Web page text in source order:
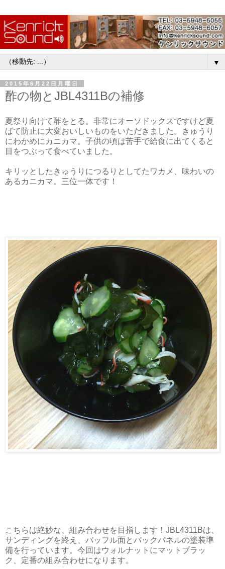
▼
2015年6月22日月曜日
酢の物とJBL4311Bの補修
夏祭り向けて酢をとる。非常にオーソドックスですけど夏
ばて防止に大変おいしいものをいただきました。きゅうり
にわかめにカニカマ。子供の頃は苦手で給食に出てくると
目をつぶって食べていました。
キリッとしたきゅうりにつるりとしてたワカメ、味わいの
あるカニカマ。三位一体です！
こちらは絶妙な、組み合わせを目指します！JBL4311Bは、
サンディングを終え、バッフル面とバックパネルの塗装準
備を行っています。今回はウォルナットにマットブラッ
ク、定番の組み合わせになります。